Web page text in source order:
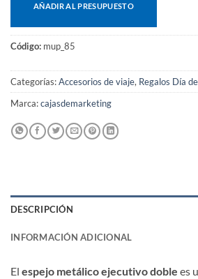
AÑADIR AL PRESUPUESTO
Código: mup_85
Categorías:Accesorios de viaje, Regalos Día
Marca:cajasdemarketing
DESCRIPCIÓN
INFORMACIÓN ADICIONAL
El espejo metálico ejecutivo doble es